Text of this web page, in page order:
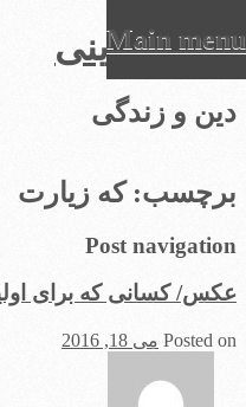
عرفان دینی
دین و زندگی
Main menu
to
content
برچسب:که زیارت
Post navigation
عکس/ کسانی که برای
Posted on می 18, 2016